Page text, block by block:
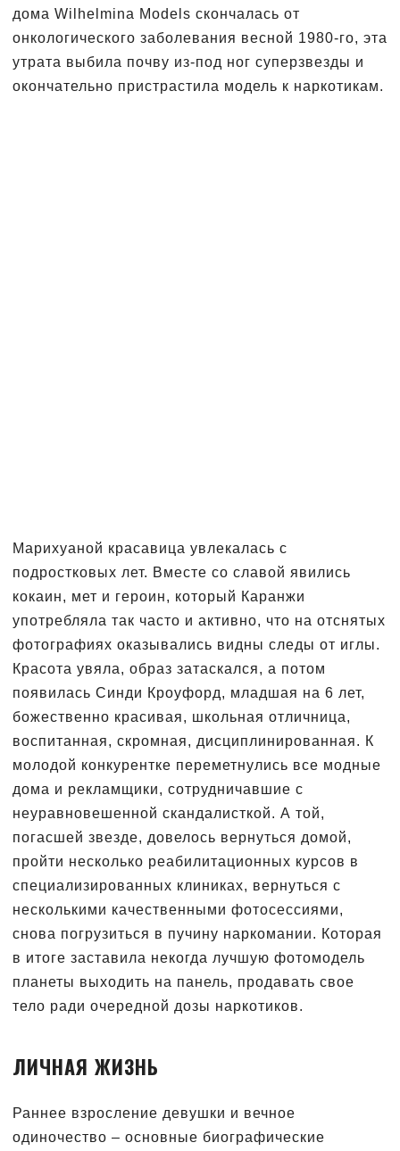
дома Wilhelmina Models скончалась от
онкологического заболевания весной 1980-го, эта
утрата выбила почву из-под ног суперзвезды и
окончательно пристрастила модель к наркотикам.
Марихуаной красавица увлекалась с
подростковых лет. Вместе со славой явились
кокаин, мет и героин, который Каранжи
употребляла так часто и активно, что на отснятых
фотографиях оказывались видны следы от иглы.
Красота увяла, образ затаскался, а потом
появилась Синди Кроуфорд, младшая на 6 лет,
божественно красивая, школьная отличница,
воспитанная, скромная, дисциплинированная. К
молодой конкурентке переметнулись все модные
дома и рекламщики, сотрудничавшие с
неуравновешенной скандалисткой. А той,
погасшей звезде, довелось вернуться домой,
пройти несколько реабилитационных курсов в
специализированных клиниках, вернуться с
несколькими качественными фотосессиями,
снова погрузиться в пучину наркомании. Которая
в итоге заставила некогда лучшую фотомодель
планеты выходить на панель, продавать свое
тело ради очередной дозы наркотиков.
ЛИЧНАЯ ЖИЗНЬ
Раннее взросление девушки и вечное
одиночество – основные биографические